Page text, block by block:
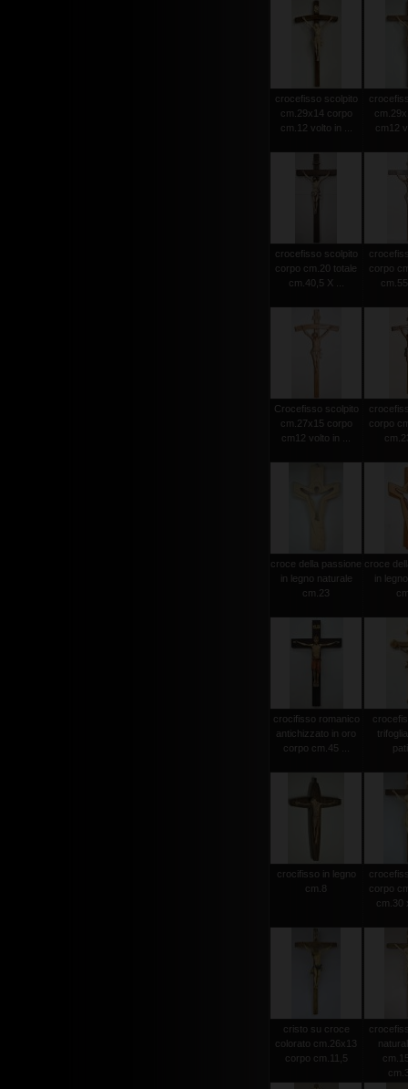
crocefisso scolpito
cm.29x14 corpo
cm.12 volto in ...
cm12
crocefisso scolpito
corpo cm.20 totale
cm.40,5 X ...
corpo
Crocefisso scolpito
cm.27x15 corpo
cm12 volto in ...
corpo
croce della passione
in legno naturale
cm.23
croce
in
crocifisso romanico
antichizzato in oro
corpo cm.45 ...
crocifisso in legno
cm.8
corpo
cm.30
cristo su croce
colorato cm.26x13
corpo cm.11,5